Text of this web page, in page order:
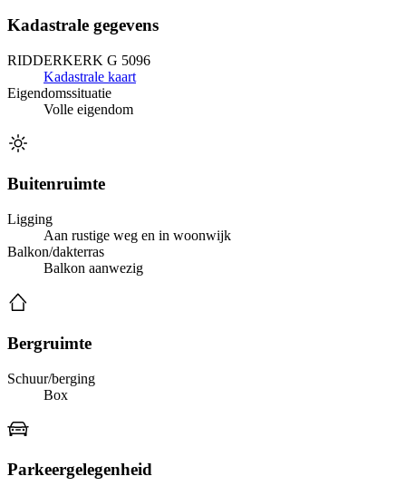
Kadastrale gegevens
RIDDERKERK G 5096
Kadastrale kaart
Eigendomssituatie
Volle eigendom
Buitenruimte
Ligging
Aan rustige weg en in woonwijk
Balkon/dakterras
Balkon aanwezig
Bergruimte
Schuur/berging
Box
Parkeergelegenheid